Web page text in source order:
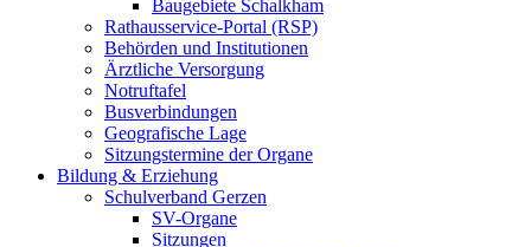
Baugebiete Schalkham
Rathausservice-Portal (RSP)
Behörden und Institutionen
Ärztliche Versorgung
Notruftafel
Busverbindungen
Geografische Lage
Sitzungstermine der Organe
Bildung & Erziehung
Schulverband Gerzen
SV-Organe
Sitzungen